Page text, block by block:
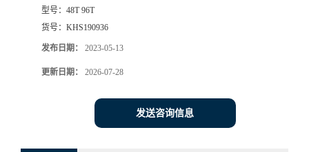
型号： 48T 96T
货号： KHS190936
发布日期： 2023-05-13
更新日期： 2026-07-28
发送咨询信息